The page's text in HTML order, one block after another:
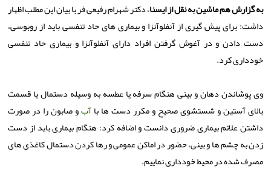
به گزارش هم ماشین به نقل از ایسنا، دكتر شهرام رفیعی فر با بیان این مطلب اظهار
داشت: برای پیش گیری از آنفلوآنزا و بیماری های حاد تنفسی باید از روبوسی،
دست دادن و در آغوش گرفتن افراد دارای آنفلوآنزا و بیماری حاد تنفسی
خودداری كرد.
وی پوشاندن دهان و بینی هنگام سرفه یا عطسه به وسیله دستمال یا قسمت
بالای آستین و شستشوی صحیح و مكرر دست ها باآبو صابون را در صورت
داشتن علائم بیماری ضروری دانست و اضافه كرد: هنگام بیماری باید از دست
زدن به چشم ها و بینی، حضور در اماكن عمومی و رها كردن دستمال كاغذی های
مصرف شده در محیط خودداری نماییم.